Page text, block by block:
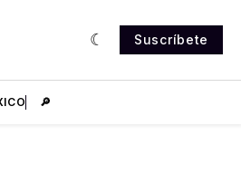
Suscríbete
🔎